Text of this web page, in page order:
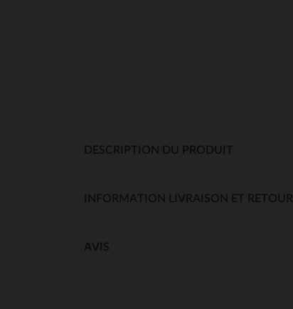
DESCRIPTION DU PRODUIT
INFORMATION LIVRAISON ET RETOUR
AVIS